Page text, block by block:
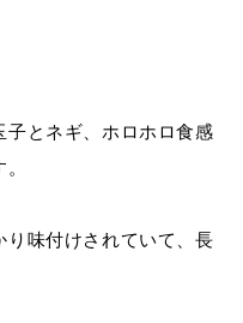
子とネギ、ホロホロ食感
り味付けされていて、長